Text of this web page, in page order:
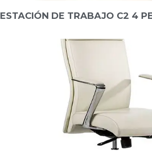
ESTACIÓN DE TRABAJO C2 4